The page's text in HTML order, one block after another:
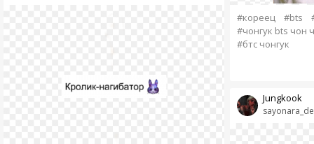
#кореец #bts
#чонгук bts чон
#бтс чонгук
Jungkook